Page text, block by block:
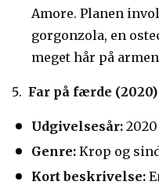
Amore. Planen
gorgonzola, en
meget hår på
Far på færde (2020)
Udgivelsesår: 2020
Genre: Krop og
Kort beskrivelse: